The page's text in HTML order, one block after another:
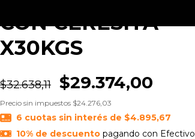
CON CERESITA
X30KGS
$32.638,11 $29.374,00
Precio sin impuestos $24.276,03
6 cuotas sin interés de $4.895,67
10% de descuentopagando con Efectivo